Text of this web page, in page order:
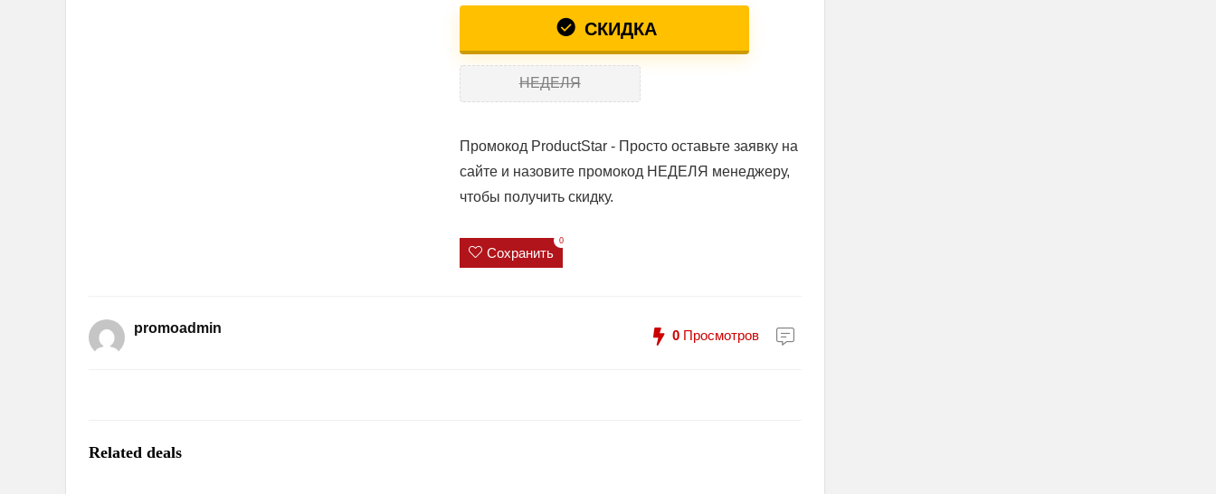
СКИДКА
НЕДЕЛЯ
Промокод ProductStar - Просто оставьте заявку на
сайте и назовите промокод НЕДЕЛЯ менеджеру,
чтобы получить скидку.
Сохранить
0
promoadmin 0 Просмотров
Related deals